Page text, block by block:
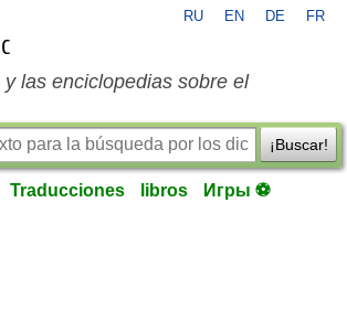
RU EN DE FR
las enciclopedias sobre el
¡Buscar!
Traducciones libros Игры ⚽